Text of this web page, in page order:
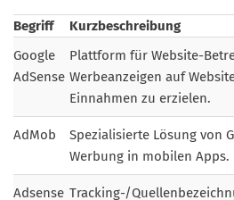
Begriff
Kurzbeschreibung
Google
AdSense
Plattform für Website-
Werbeanzeigen auf
Einnahmen zu erzielen.
AdMob
Spezialisierte Lösung von
Werbung in mobilen Apps.
Adsense Tracking-/